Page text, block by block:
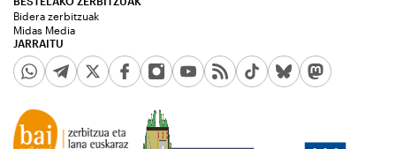
JARRAITU
Bidera zerbitzuak
Midas Media